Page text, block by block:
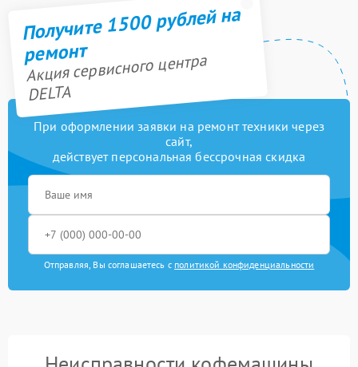
Получите 1500 рублей на
ремонт
Акция сервисного центра
DELTA
При оформлении заявки на ремонт техники через
сайт,
действует персональная бессрочная скидка
Отправляя, Вы соглашаетесь с политикой конфиденциальности